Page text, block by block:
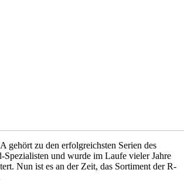
gehört zu den erfolgreichsten Serien des
und wurde im Laufe vieler Jahre
Nun ist es an der Zeit, das Sortiment der R-